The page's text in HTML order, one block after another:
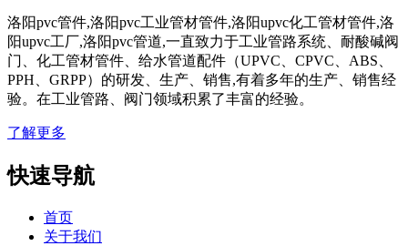
洛阳pvc管件,洛阳pvc工业管材管件,洛阳upvc化工管材管件,洛
阳upvc工厂,洛阳pvc管道,一直致力于工业管路系统、耐酸碱阀
门、化工管材管件、给水管道配件（UPVC、CPVC、ABS、
PPH、GRPP）的研发、生产、销售,有着多年的生产、销售经
验。在工业管路、阀门领域积累了丰富的经验。
了解更多
快速导航
首页
关于我们